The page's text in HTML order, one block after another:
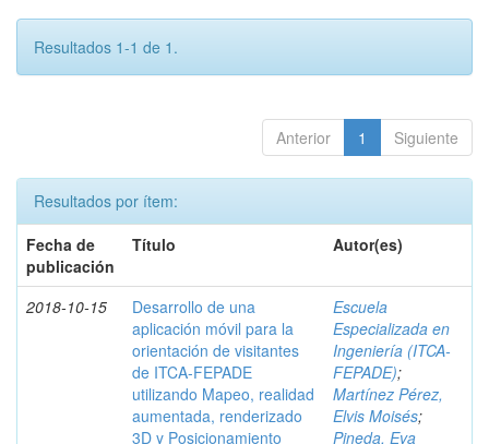
Resultados 1-1 de 1.
Anterior 1 Siguiente
Resultados por ítem:
Fecha de
publicación
Título Autor(es)
2018-10-15
Desarrollo de una
aplicación móvil para la
orientación de visitantes
de ITCA-FEPADE
utilizando Mapeo, realidad
aumentada, renderizado
3D y Posicionamiento
Escuela
Especializada en
Ingeniería (ITCA-
FEPADE);
Martínez Pérez,
Elvis Moisés;
Pineda, Eva